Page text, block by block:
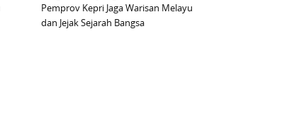
Pemprov Kepri Jaga Warisan Melayu
dan Jejak Sejarah Bangsa